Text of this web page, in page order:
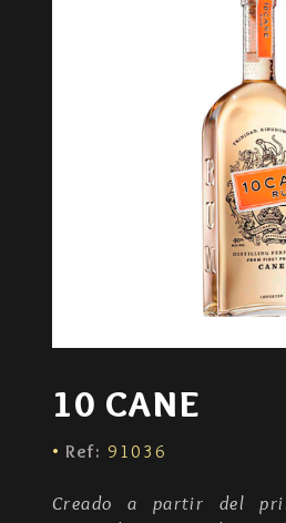
10 CANE
· Ref: 91036
Creado a partir del